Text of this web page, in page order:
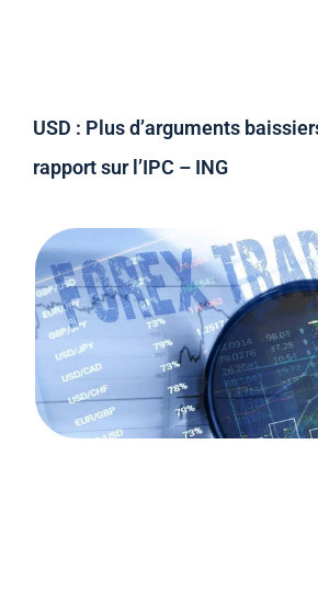
USD : Plus d’arguments
rapport sur l’IPC – ING